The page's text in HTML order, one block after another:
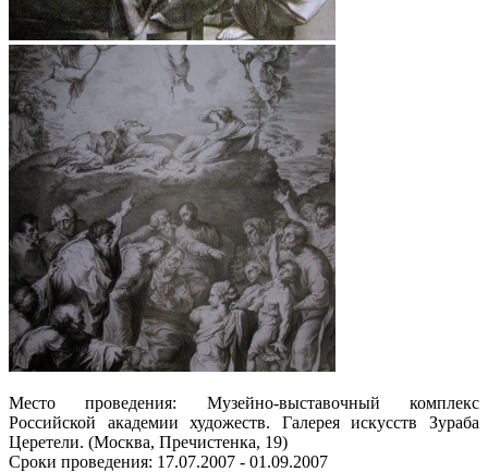
Место проведения: Музейно-выставочный комплекс
Российской академии художеств. Галерея искусств Зураба
Церетели. (Москва, Пречистенка, 19)
Сроки проведения: 17.07.2007 - 01.09.2007